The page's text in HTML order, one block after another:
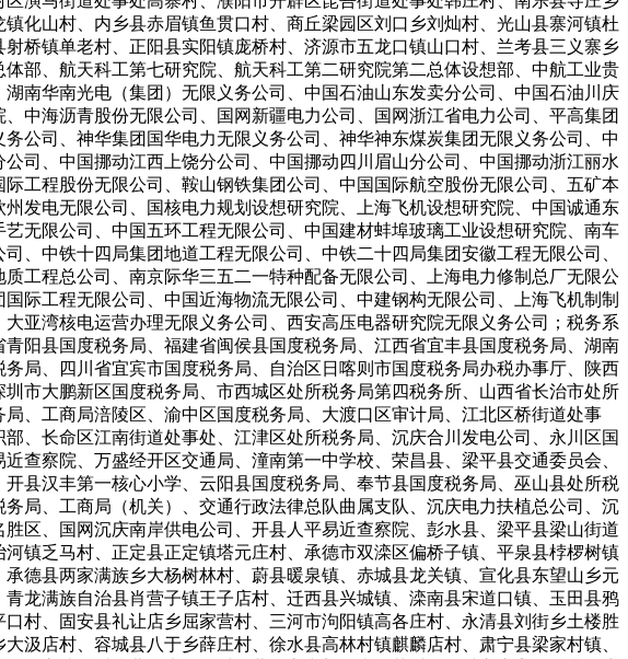
化山村、内乡县赤眉镇鱼贯口村、商丘梁园区刘口乡刘灿村、光山县寨河镇杜
桥镇单老村、正阳县实阳镇庞桥村、济源市五龙口镇山口村、兰考县三义寨乡
部、航天科工第七研究院、航天科工第二研究院第二总体设想部、中航工业贵
南华南光电（集团）无限义务公司、中国石油山东发卖分公司、中国石油川庆
中海沥青股份无限公司、国网新疆电力公司、国网浙江省电力公司、平高集团
公司、神华集团国华电力无限义务公司、神华神东煤炭集团无限义务公司、中
司、中国挪动江西上饶分公司、中国挪动四川眉山分公司、中国挪动浙江丽水
工程股份无限公司、鞍山钢铁集团公司、中国国际航空股份无限公司、五矿本
发电无限公司、国核电力规划设想研究院、上海飞机设想研究院、中国诚通东
无限公司、中国五环工程无限公司、中国建材蚌埠玻璃工业设想研究院、南车
、中铁十四局集团地道工程无限公司、中铁二十四局集团安徽工程无限公司、
工程总公司、南京际华三五二一特种配备无限公司、上海电力修制总厂无限公
际工程无限公司、中国近海物流无限公司、中建钢构无限公司、上海飞机制制
亚湾核电运营办理无限义务公司、西安高压电器研究院无限义务公司；税务系
阳县国度税务局、福建省闽侯县国度税务局、江西省宜丰县国度税务局、湖南
局、四川省宜宾市国度税务局、自治区日喀则市国度税务局办税办事厅、陕西
市大鹏新区国度税务局、市西城区处所税务局第四税务所、山西省长治市处所
、工商局涪陵区、渝中区国度税务局、大渡口区审计局、江北区桥街道处事
、长命区江南街道处事处、江津区处所税务局、沉庆合川发电公司、永川区国
查察院、万盛经开区交通局、潼南第一中学校、荣昌县、梁平县交通委员会、
县汉丰第一核心小学、云阳县国度税务局、奉节县国度税务局、巫山县处所税
局、工商局（机关）、交通行政法律总队曲属支队、沉庆电力扶植总公司、沉
区、国网沉庆南岸供电公司、开县人平易近查察院、彭水县、梁平县梁山街道
镇乏马村、正定县正定镇塔元庄村、承德市双滦区偏桥子镇、平泉县桲椤树镇
德县两家满族乡大杨树林村、蔚县暖泉镇、赤城县龙关镇、宣化县东望山乡元
龙满族自治县肖营子镇王子店村、迁西县兴城镇、滦南县宋道口镇、玉田县鸦
村、固安县礼让店乡屈家营村、三河市泃阳镇高各庄村、永清县刘街乡土楼胜
汲店村、容城县八于乡薛庄村、徐水县高林村镇麒麟店村、肃宁县梁家村镇、